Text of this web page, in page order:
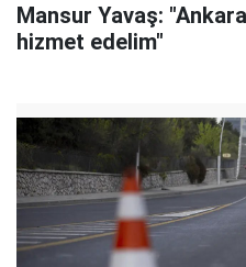
Mansur Yavaş:
hizmet edelim"